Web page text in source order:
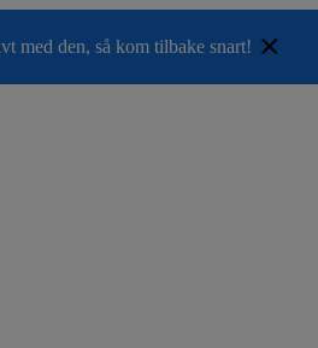
med den, så kom tilbake snart! ×